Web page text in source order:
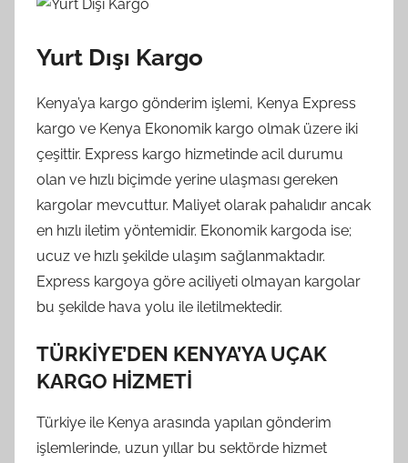
Yurt Dışı Kargo
Kenya’ya kargo gönderim işlemi, Kenya Express
kargo ve Kenya Ekonomik kargo olmak üzere iki
çeşittir. Express kargo hizmetinde acil durumu
olan ve hızlı biçimde yerine ulaşması gereken
kargolar mevcuttur. Maliyet olarak pahalıdır ancak
en hızlı iletim yöntemidir. Ekonomik kargoda ise;
ucuz ve hızlı şekilde ulaşım sağlanmaktadır.
Express kargoya göre aciliyeti olmayan kargolar
bu şekilde hava yolu ile iletilmektedir.
TÜRKİYE’DEN KENYA’YA UÇAK
KARGO HİZMETİ
Türkiye ile Kenya arasında yapılan gönderim
işlemlerinde, uzun yıllar bu sektörde hizmet